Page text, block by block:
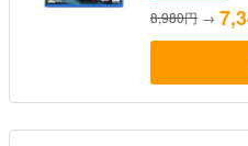
8,980円 →